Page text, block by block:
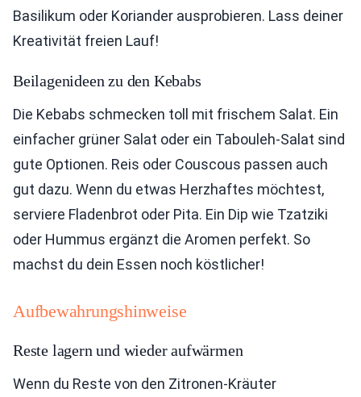
Basilikum oder Koriander ausprobieren. Lass deiner
Kreativität freien Lauf!
Beilagenideen zu den Kebabs
Die Kebabs schmecken toll mit frischem Salat. Ein
einfacher grüner Salat oder ein Tabouleh-Salat sind
gute Optionen. Reis oder Couscous passen auch
gut dazu. Wenn du etwas Herzhaftes möchtest,
serviere Fladenbrot oder Pita. Ein Dip wie Tzatziki
oder Hummus ergänzt die Aromen perfekt. So
machst du dein Essen noch köstlicher!
Aufbewahrungshinweise
Reste lagern und wieder aufwärmen
Wenn du Reste von den Zitronen-Kräuter